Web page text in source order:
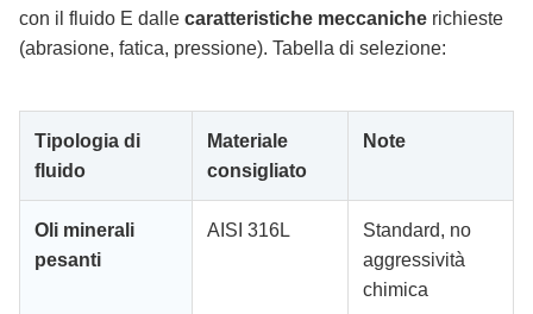
con il fluido E dalle caratteristiche meccaniche richieste
(abrasione, fatica, pressione). Tabella di selezione:
Tipologia di
fluido
Materiale
consigliato
Note
Oli minerali
pesanti
AISI 316L
Standard, no
aggressività
chimica